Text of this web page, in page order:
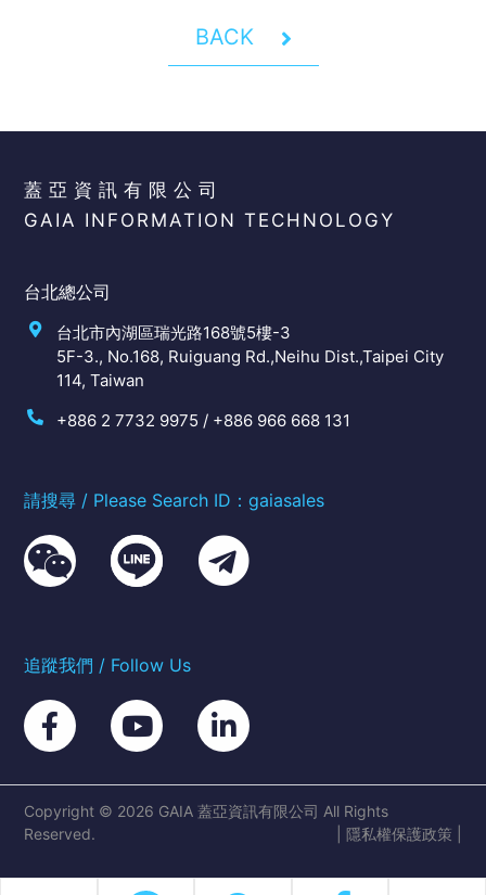
BACK
蓋亞資訊有限公司
GAIA INFORMATION TECHNOLOGY
台北總公司
台北市內湖區瑞光路168號5樓-3
5F-3., No.168, Ruiguang Rd.,Neihu Dist.,Taipei City
114, Taiwan
+886 2 7732 9975 / +886 966 668 131
請搜尋 / Please Search ID：gaiasales
追蹤我們 / Follow Us
Copyright © 2026 GAIA 蓋亞資訊有限公司 All Rights
Reserved.
隱私權保護政策